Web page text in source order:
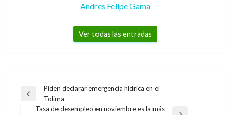
Andres Felipe Gama
Ver todas las entradas
Navegación
Entrada
anterior
Piden declarar emergencia hídrica en el
Tolima
Tasa de desempleo en noviembre es la más